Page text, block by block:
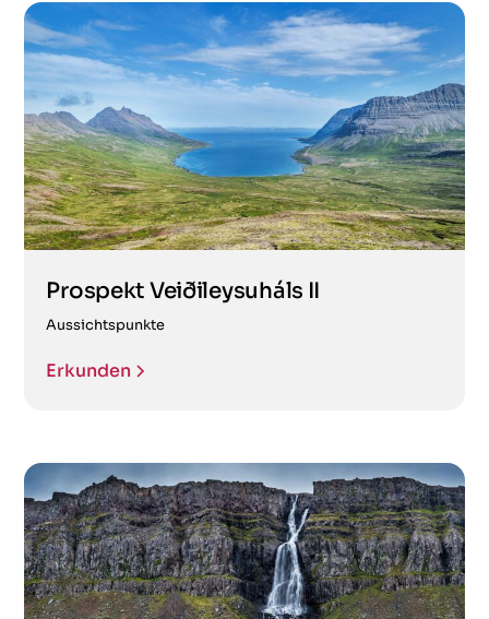
Prospekt Veiðileysuháls II
Aussichtspunkte
Erkunden